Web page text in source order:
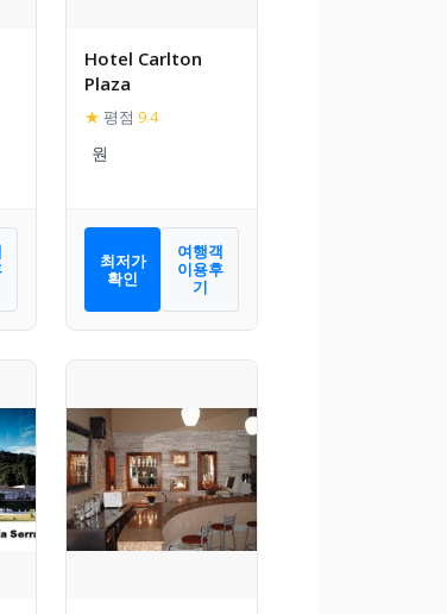
Hotel Carlton
Plaza
★ 평점 9.4
최저가
확인
여행객
이용후
기